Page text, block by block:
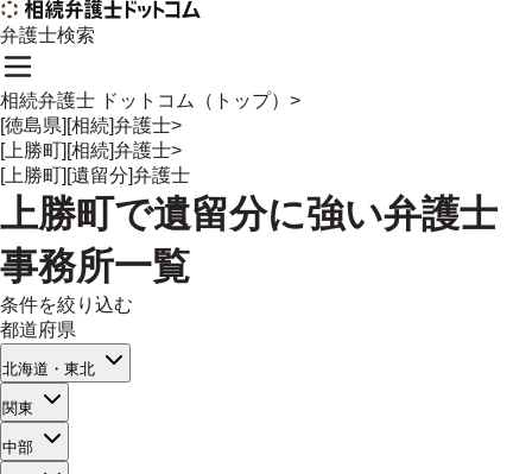
弁護士検索
相続弁護士 ドットコム（トップ） >
[徳島県][相続]弁護士>
[上勝町][相続]弁護士>
[上勝町][遺留分]弁護士
上勝町で遺留分に強い弁護士
事務所一覧
条件を絞り込む
都道府県
北海道・東北
関東
中部